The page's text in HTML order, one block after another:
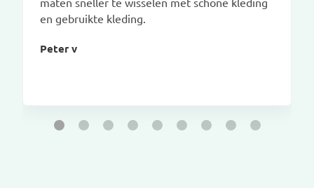
en gebruikte kleding.
Peter v